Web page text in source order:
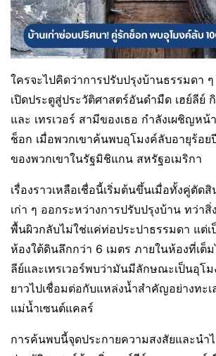
ใครจะไปคิดว่าการปรับปรุงบ้านธรรมดา ๆ
เปิดประตูสู่ประวัติศาสตร์อันดำมืด เฮย์ลีย์
และ เทรเวอร์ สามีของเธอ กำลังเผชิญห
ช็อก เมื่อพวกเขาค้นพบอุโมงค์ลับอายุร้อ
ของพวกเขาในรัฐมิชิแกน สหรัฐอเมริกา
เรื่องราวเหลือเชื่อนี้เริ่มต้นขึ้นเมื่อทั้งคู่ตัด
เก่า ๆ ออกระหว่างการปรับปรุงบ้าน ทว่า
พื้นผิวกลับไม่ใช่แค่ท่อประปาธรรมดา แต่เ
ห้องใต้ดินลึกกว่า 6 เมตร ภายในห้องที่เต็
ลีย์และเทรเวอร์พบว่ามันมีลักษณะเป็นอุโ
ยาวไปเชื่อมต่อกับแหล่งน้ำสำคัญอย่างทะ
แม่น้ำเซนต์แคลร์
การค้นพบนี้จุดประกายความสงสัยและนำ